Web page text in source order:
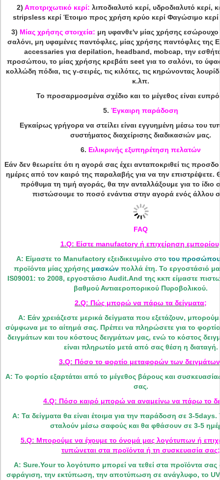
2) Αποτριχωτικό κερί: λιποδιαλυτό κερί, υδροδιαλυτό κερί,
stripsless κερί Έτοιμο προς χρήση κρύο κερί Φαγώσιμο
3) Μίας χρήσης στοιχεία: μη υφανθε'ν μίας χρήσης εσώρουχο
σαλόνι, μη υφαμένες παντόφλες, μίας χρήσης παντόφλες της
accessaries για depilation, headband, mobcap, την
προσώπου, το μίας χρήσης κρεβάτι seet για το σαλόνι, το
κολλώδη πόδια, τις γ-σειρές, τις κιλότες, τις κηρώνοντας
κ.λπ.
Το προσαρμοσμένα σχέδιο και το μέγεθος είναι
5. Έγκαιρη παράδοση
Εγκαίρως γρήγορα να στείλει είναι εγγυημένη μέσω του
συστήματος διαχείρισης διαδικασιών μας.
6. Ειλικρινής εξυπηρέτηση πελατών
Εάν δεν θεωρείτε ότι η αγορά σας έχει ανταποκριθεί τις
ημέρες από τον καιρό της παραλαβής για να την επιστρέψετε.
πρόθυμα τη τιμή αγοράς, θα την ανταλλάξουμε για το ίδιο
πιστώσουμε το ποσό ενάντια στην αγορά ενός άλλου
FAQ
1.Q: Είστε manufactory ή επιχείρηση
Α: Είμαστε το Manufactory εξειδικευμένο στο του
προϊόντα μίας χρήσης μασκών πολλά έτη. Το εργοστάσιό
IS09001: το 2008, εργοστάσιο Audit.And της κκπ είμαστε
βαθμού Αντιαεροπορικού Πυροβολικού.
2.Q: Πώς μπορώ να πάρω τα δείγματα;
Α: Εάν χρειάζεστε μερικά δείγματα που εξετάζουν,
σύμφωνα με το αίτημά σας. Πρέπει να πληρώσετε για το
δειγμάτων και του κόστους δειγμάτων μας, ενώ το κόστος
είναι πληρωτέο μετά από σας θέση η διαταγή.
3.Q: Πόσο το φορτίο μεταφορών των
Α: Το φορτίο εξαρτάται από το μέγεθος βάρους και
σας.
4.Q: Πόσο καιρό μπορώ να αναμείνω να πάρω το
Α: Τα δείγματα θα είναι έτοιμα για την παράδοση σε 3-5days.
σταλούν μέσω σαφούς και θα φθάσουν σε 3-5
5.Q: Μπορούμε να έχουμε το όνομά μας λογότυπων ή
τυπώνεται στα προϊόντα ή τη συσκευασία σας;
Α: Sure.Your το λογότυπο μπορεί να τεθεί στα προϊόντα
σφράγιση, την εκτύπωση, την αποτύπωση σε ανάγλυφο, το